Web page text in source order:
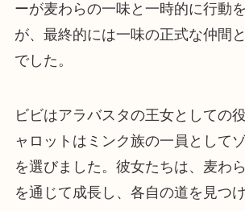
ーが麦わらの一味と一時的に行動
が、最終的には一味の正式な仲間
でした。
ビビはアラバスタの王女としての
ャロットはミンク族の一員として
を選びました。彼女たちは、麦わ
を通じて成長し、各自の道を見つ